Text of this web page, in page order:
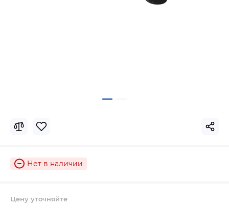
Нет в наличии
Цену уточняйте